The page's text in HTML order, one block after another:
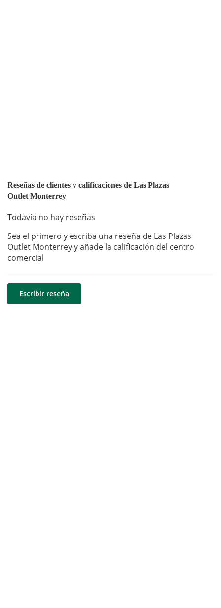
Reseñas de clientes y calificaciones de Las Plazas
Outlet Monterrey
Todavía no hay reseñas
Sea el primero y escriba una reseña de Las Plazas
Outlet Monterrey y añade la calificación del centro
comercial
Escribir reseña